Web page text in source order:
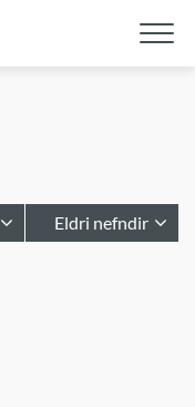
Eldri nefndir
Opna